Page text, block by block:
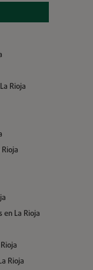
Rioja
en La Rioja
Rioja